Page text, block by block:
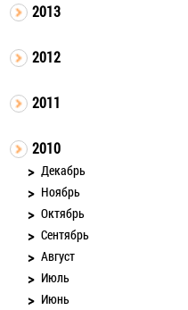
2013
2012
2011
2010
Декабрь
Ноябрь
Октябрь
Сентябрь
Август
Июль
Июнь